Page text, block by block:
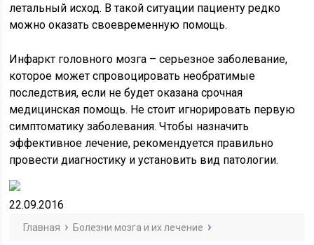
летальный исход. В такой ситуации пациенту редко
можно оказать своевременную помощь.
Инфаркт головного мозга – серьезное заболевание,
которое может спровоцировать необратимые
последствия, если не будет оказана срочная
медицинская помощь. Не стоит игнорировать первую
симптоматику заболевания. Чтобы назначить
эффективное лечение, рекомендуется правильно
провести диагностику и установить вид патологии.
22.09.2016
Главная Болезни мозга и их лечение